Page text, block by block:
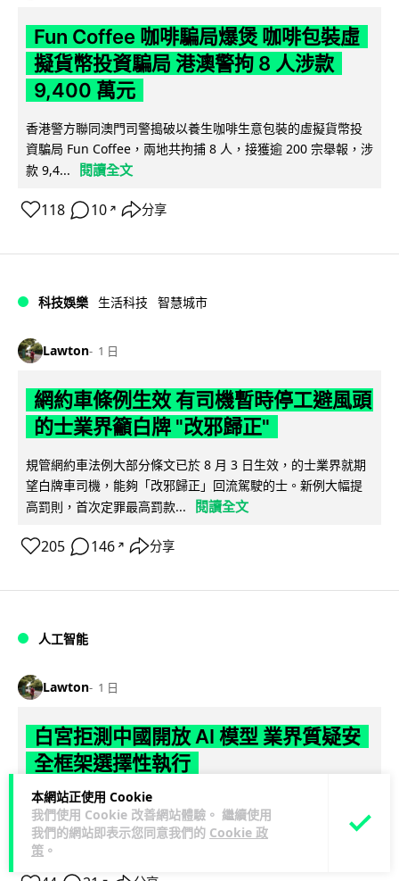
本網站正使用 Cookie
我們使用 Cookie 改善網站體驗。 繼續使用
我們的網站即表示您同意我們的 Cookie 政
策 。
Fun Coffee 咖啡騙局爆煲 咖啡包裝虛
擬貨幣投資騙局 港澳警拘 8 人涉款
9,400 萬元
香港警方聯同澳門司警搗破以養生咖啡生意包裝的虛擬貨幣投
資騙局 Fun Coffee，兩地共拘捕 8 人，接獲逾 200 宗舉報，涉
款 9,4...
閱讀全文
118 10 ↗ 分享
科技娛樂 生活科技 智慧城市
Lawton 1 日
網約車條例生效 有司機暫時停工避風頭
的士業界籲白牌 "改邪歸正"
規管網約車法例大部分條文已於 8 月 3 日生效，的士業界就期
望白牌車司機，能夠「改邪歸正」回流駕駛的士。新例大幅提
高罰則，首次定罪最高罰款...
閱讀全文
205 146 ↗ 分享
人工智能
Lawton 1 日
白宮拒測中國開放 AI 模型 業界質疑安
全框架選擇性執行
彭博社報道，白宮通知美國頂尖 AI 公司，中國開發的開放權重
模型將不納入特朗普政府新 AI 安全框架的測試範圍。美國業界
則聯署呼籲政府不要限... 閱讀全文